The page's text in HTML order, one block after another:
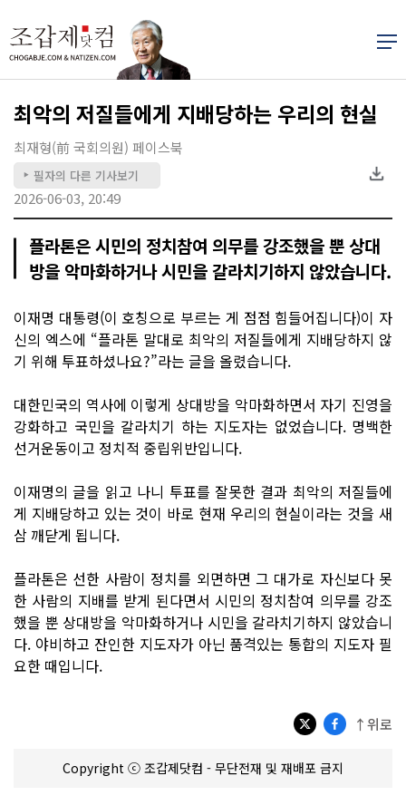
최악의 저질들에게 지배당하는 우리의 현실
최재형(前 국회의원) 페이스북
▶ 필자의 다른 기사보기
2026-06-03, 20:49
플라톤은 시민의 정치참여 의무를 강조했을 뿐 상대
방을 악마화하거나 시민을 갈라치기하지 않았습니다.
이재명 대통령(이 호칭으로 부르는 게 점점 힘들어집니다)이 자
신의 엑스에 “플라톤 말대로 최악의 저질들에게 지배당하지 않
기 위해 투표하셨나요?”라는 글을 올렸습니다.
대한민국의 역사에 이렇게 상대방을 악마화하면서 자기 진영을
강화하고 국민을 갈라치기 하는 지도자는 없었습니다. 명백한
선거운동이고 정치적 중립위반입니다.
이재명의 글을 읽고 나니 투표를 잘못한 결과 최악의 저질들에
게 지배당하고 있는 것이 바로 현재 우리의 현실이라는 것을 새
삼 깨닫게 됩니다.
플라톤은 선한 사람이 정치를 외면하면 그 대가로 자신보다 못
한 사람의 지배를 받게 된다면서 시민의 정치참여 의무를 강조
했을 뿐 상대방을 악마화하거나 시민을 갈라치기하지 않았습니
다. 야비하고 잔인한 지도자가 아닌 품격있는 통합의 지도자 필
요한 때입니다.
↑위로
Copyright ⓒ 조갑제닷컴 - 무단전재 및 재배포 금지